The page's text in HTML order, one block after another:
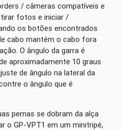
/ câmeras compatíveis e
fotos e iniciar /
os botões encontrados
cabo mantém o cabo fora
O ângulo da garra é
aproximadamente 10 graus
de ângulo na lateral da
o ângulo que é
pernas se dobram da alça
o GP-VPT1 em um minitripé,